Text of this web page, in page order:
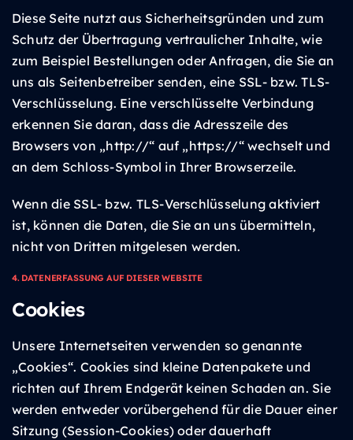
Diese Seite nutzt aus Sicherheitsgründen und zum
Schutz der Übertragung vertraulicher Inhalte, wie
zum Beispiel Bestellungen oder Anfragen, die Sie an
uns als Seitenbetreiber senden, eine SSL- bzw. TLS-
Verschlüsselung. Eine verschlüsselte Verbindung
erkennen Sie daran, dass die Adresszeile des
Browsers von „http://“ auf „https://“ wechselt und
an dem Schloss-Symbol in Ihrer Browserzeile.
Wenn die SSL- bzw. TLS-Verschlüsselung aktiviert
ist, können die Daten, die Sie an uns übermitteln,
nicht von Dritten mitgelesen werden.
4. DATENERFASSUNG AUF DIESER WEBSITE
Cookies
Unsere Internetseiten verwenden so genannte
„Cookies“. Cookies sind kleine Datenpakete und
richten auf Ihrem Endgerät keinen Schaden an. Sie
werden entweder vorübergehend für die Dauer einer
Sitzung (Session-Cookies) oder dauerhaft